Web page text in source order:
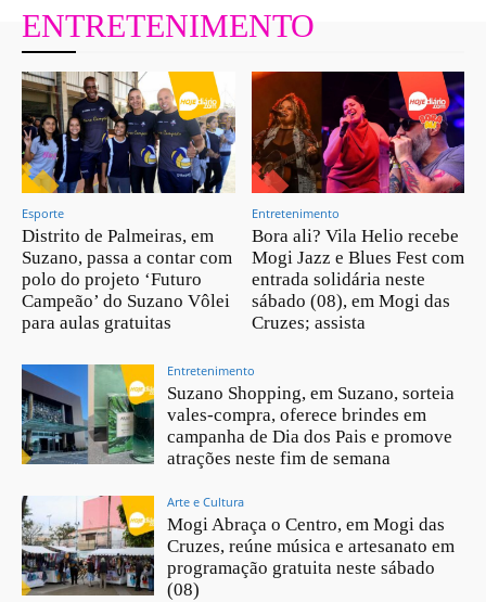
ENTRETENIMENTO
Esporte
Distrito de Palmeiras, em
Suzano, passa a contar com
polo do projeto ‘Futuro
Campeão’ do Suzano Vôlei
para aulas gratuitas
Entretenimento
Bora ali? Vila Helio recebe
Mogi Jazz e Blues Fest com
entrada solidária neste
sábado (08), em Mogi das
Cruzes; assista
Entretenimento
Suzano Shopping, em Suzano, sorteia
vales-compra, oferece brindes em
campanha de Dia dos Pais e promove
atrações neste fim de semana
Arte e Cultura
Mogi Abraça o Centro, em Mogi das
Cruzes, reúne música e artesanato em
programação gratuita neste sábado
(08)